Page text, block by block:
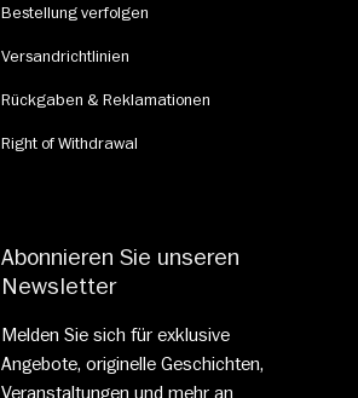
Bestellung verfolgen
Versandrichtlinien
Rückgaben & Reklamationen
Right of Withdrawal
Abonnieren Sie unseren
Newsletter
Melden Sie sich für exklusive
Angebote, originelle Geschichten,
Veranstaltungen und mehr an